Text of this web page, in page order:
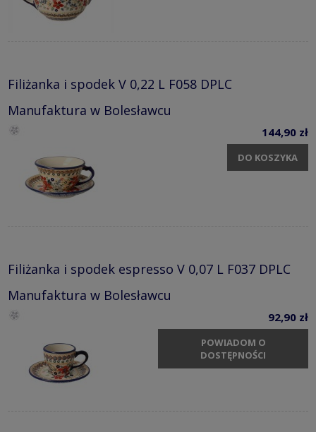
Filiżanka i spodek V 0,22 L F058 DPLC
Manufaktura w Bolesławcu
144,90 zł
DO KOSZYKA
Filiżanka i spodek espresso V 0,07 L F037 DPLC
Manufaktura w Bolesławcu
92,90 zł
POWIADOM O
DOSTĘPNOŚCI